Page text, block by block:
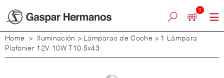
0
Home > Iluminación > Lámparas de Coche > 1 Lámpara
Plafonier 12V 10W T10,5x43